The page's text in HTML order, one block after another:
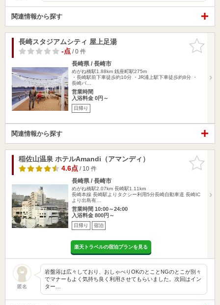
関連情報から探す
お気に入
りに追加
長崎スタジアムシティ 屋上足湯
-点/ 0 件
長崎県 / 長崎市
めがね橋駅1.88km 銭座町駅275m
・長崎駅前下車徒歩約10分 ・JR浦上駅下車徒歩約8分 ・
長崎バ…
営業時間
入浴料金 0円～
日帰り
関連情報から探す
お気に入
りに追加
稲佐山温泉 ホテルAmandi（アマンディ）
4.6点/ 10 件
長崎県 / 長崎市
めがね橋駅2.07km 長崎駅1.11km
長崎本線 長崎駅よりタクシー利用5分長崎自動車道 長崎IC
より出島有…
営業時間 10:00～24:00
入浴料金 800円～
日帰り 宿泊
楽天トラベルの宿泊プランを見る
匿名
岩盤浴は広々しており、おしゃべりOKのとことNGのとこが別々
でマナーもよく気持ち良く利用させてもらいました。次回はイン
ター…